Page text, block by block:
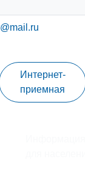
Интернет-
приемная